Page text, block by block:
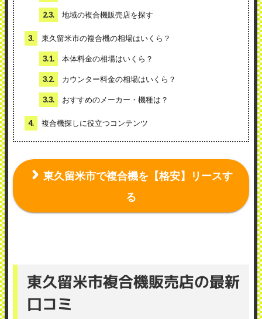
2.3. 地域の複合機販売店を探す
3. 東久留米市の複合機の相場はいくら？
3.1. 本体料金の相場はいくら？
3.2. カウンター料金の相場はいくら？
3.3. おすすめのメーカー・機種は？
4. 複合機探しに役立つコンテンツ
東久留米市で複合機を【格安】リースす
る
東久留米市複合機販売店の最新
口コミ